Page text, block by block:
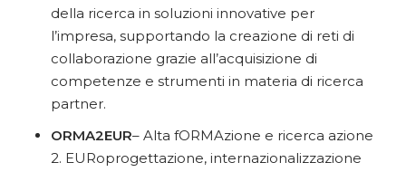
della ricerca in soluzioni innovative per
l’impresa, supportando la creazione di reti di
collaborazione grazie all’acquisizione di
competenze e strumenti in materia di ricerca
partner.
ORMA2EUR– Alta fORMAzione e ricerca azione
2. EURoprogettazione, internazionalizzazione